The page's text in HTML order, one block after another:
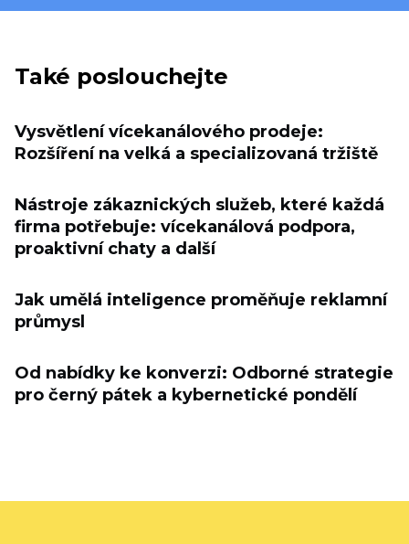
Také poslouchejte
Vysvětlení vícekanálového prodeje:
Rozšíření na velká a specializovaná tržiště
Nástroje zákaznických služeb, které každá
firma potřebuje: vícekanálová podpora,
proaktivní chaty a další
Jak umělá inteligence proměňuje reklamní
průmysl
Od nabídky ke konverzi: Odborné strategie
pro černý pátek a kybernetické pondělí